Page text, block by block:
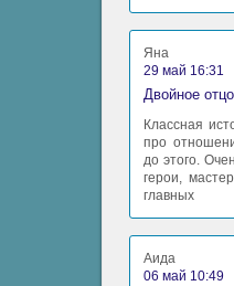
Яна
29 май 16:31
Двойное
Классная
про
до этого.
герои,
главных
Аида
06 май 10:49